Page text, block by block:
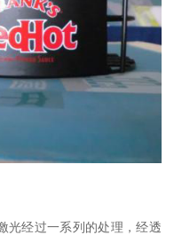
光经过一系列的处理，经透